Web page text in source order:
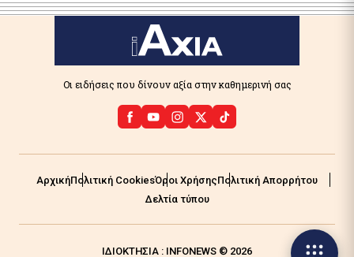
Οι ειδήσεις που δίνουν αξία στην καθημερινή σας
ΑρχικήΠολιτική CookiesΌροι ΧρήσηςΠολιτική Απορρήτου
Δελτία τύπου
ΙΔΙΟΚΤΗΣΙΑ : INFONEWS © 2026